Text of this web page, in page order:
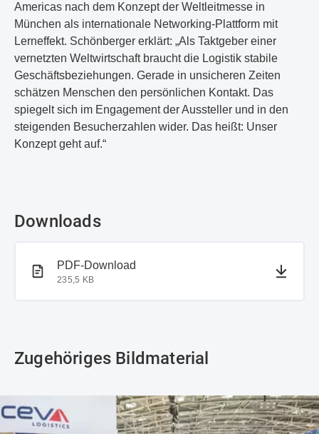
Americas nach dem Konzept der Weltleitmesse in
München als internationale Networking-Plattform mit
Lerneffekt. Schönberger erklärt: „Als Taktgeber einer
vernetzten Weltwirtschaft braucht die Logistik stabile
Geschäftsbeziehungen. Gerade in unsicheren Zeiten
schätzen Menschen den persönlichen Kontakt. Das
spiegelt sich im Engagement der Aussteller und in den
steigenden Besucherzahlen wider. Das heißt: Unser
Konzept geht auf.“
Downloads
PDF-Dokument
PDF-Download
235,5 KB
Zugehöriges Bildmaterial